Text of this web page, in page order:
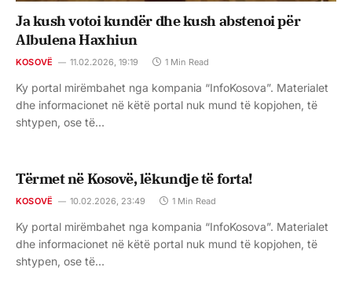
Ja kush votoi kundër dhe kush abstenoi për
Albulena Haxhiun
KOSOVË 11.02.2026, 19:19 1 Min Read
Ky portal mirëmbahet nga kompania “InfoKosova”. Materialet
dhe informacionet në këtë portal nuk mund të kopjohen, të
shtypen, ose të…
Tërmet në Kosovë, lëkundje të forta!
KOSOVË 10.02.2026, 23:49 1 Min Read
Ky portal mirëmbahet nga kompania “InfoKosova”. Materialet
dhe informacionet në këtë portal nuk mund të kopjohen, të
shtypen, ose të…